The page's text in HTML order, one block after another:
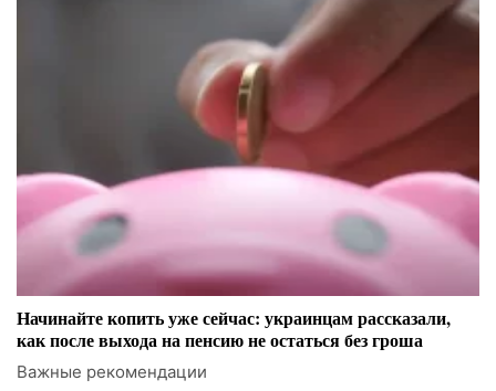
Начинайте копить уже сейчас: украинцам рассказали,
как после выхода на пенсию не остаться без гроша
Важные рекомендации